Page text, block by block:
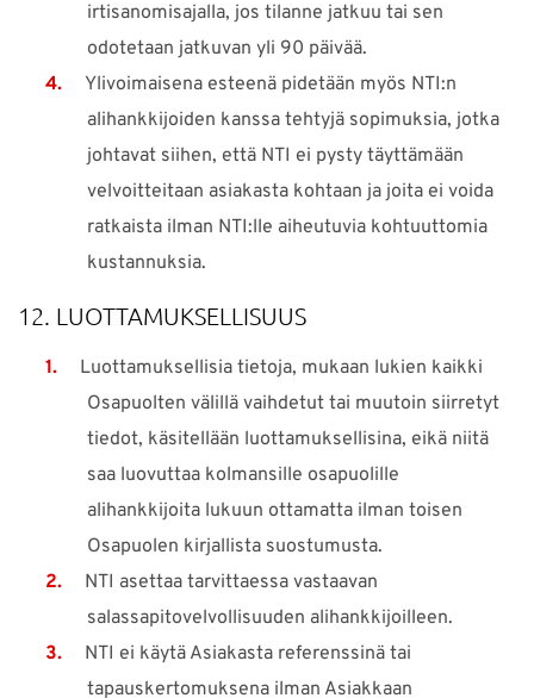
irtisanomisajalla, jos tilanne jatkuu tai sen
odotetaan jatkuvan yli 90 päivää.
Ylivoimaisena esteenä pidetään myös NTI:n
alihankkijoiden kanssa tehtyjä sopimuksia, jotka
johtavat siihen, että NTI ei pysty täyttämään
velvoitteitaan asiakasta kohtaan ja joita ei voida
ratkaista ilman NTI:lle aiheutuvia kohtuuttomia
kustannuksia.
12. LUOTTAMUKSELLISUUS
Luottamuksellisia tietoja, mukaan lukien kaikki
Osapuolten välillä vaihdetut tai muutoin siirretyt
tiedot, käsitellään luottamuksellisina, eikä niitä
saa luovuttaa kolmansille osapuolille
alihankkijoita lukuun ottamatta ilman toisen
Osapuolen kirjallista suostumusta.
NTI asettaa tarvittaessa vastaavan
salassapitovelvollisuuden alihankkijoilleen.
NTI ei käytä Asiakasta referenssinä tai
tapauskertomuksena ilman Asiakkaan